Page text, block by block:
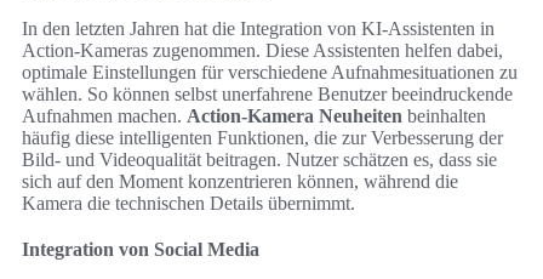
In den letzten Jahren hat die Integration von KI-Assistenten in
Action-Kameras zugenommen. Diese Assistenten helfen dabei,
optimale Einstellungen für verschiedene Aufnahmesituationen zu
wählen. So können selbst unerfahrene Benutzer beeindruckende
Aufnahmen machen. Action-Kamera Neuheiten beinhalten
häufig diese intelligenten Funktionen, die zur Verbesserung der
Bild- und Videoqualität beitragen. Nutzer schätzen es, dass sie
sich auf den Moment konzentrieren können, während die
Kamera die technischen Details übernimmt.
Integration von Social Media